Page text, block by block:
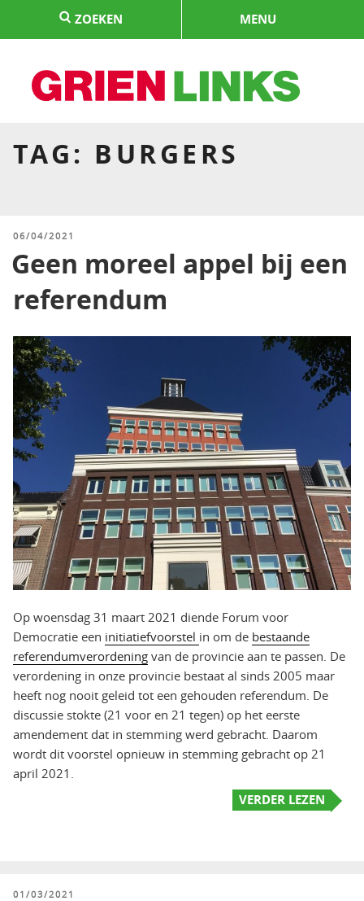
springen
ZOEKEN MENU
TAG: BURGERS
GEPLAATST
06/04/2021
Geen moreel appel bij een
referendum
Op woensdag 31 maart 2021 diende Forum voor
Democratie een initiatiefvoorstel in om de bestaande
referendumverordening van de provincie aan te passen. De
verordening in onze provincie bestaat al sinds 2005 maar
heeft nog nooit geleid tot een gehouden referendum. De
discussie stokte (21 voor en 21 tegen) op het eerste
amendement dat in stemming werd gebracht. Daarom
wordt dit voorstel opnieuw in stemming gebracht op 21
april 2021.
VERDER LEZEN
GEPLAATST
01/03/2021